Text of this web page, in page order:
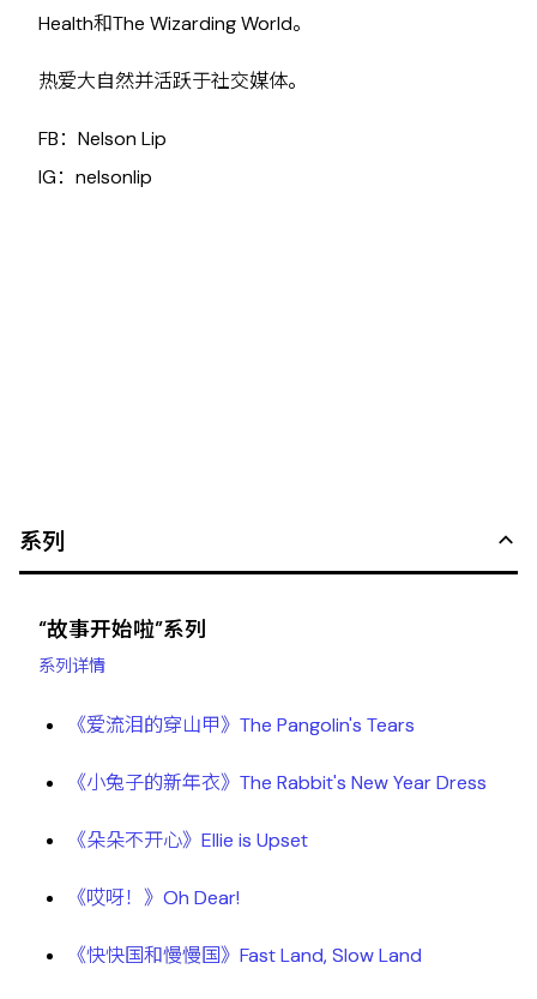
Health和The Wizarding World。
热爱大自然并活跃于社交媒体。
FB：Nelson Lip
IG：nelsonlip
系列
“故事开始啦”系列
系列详情
《爱流泪的穿山甲》The Pangolin's Tears
《小兔子的新年衣》The Rabbit's New Year Dress
《朵朵不开心》Ellie is Upset
《哎呀！》Oh Dear!
《快快国和慢慢国》Fast Land, Slow Land